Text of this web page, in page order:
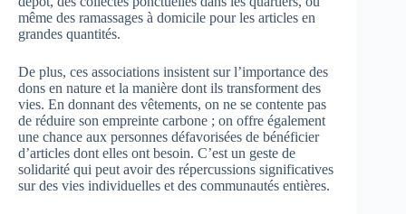
même des ramassages à domicile pour les articles en
grandes quantités.
De plus, ces associations insistent sur l’importance des
dons en nature et la manière dont ils transforment des
vies. En donnant des vêtements, on ne se contente pas
de réduire son empreinte carbone ; on offre également
une chance aux personnes défavorisées de bénéficier
d’articles dont elles ont besoin. C’est un geste de
solidarité qui peut avoir des répercussions significatives
sur des vies individuelles et des communautés entières.